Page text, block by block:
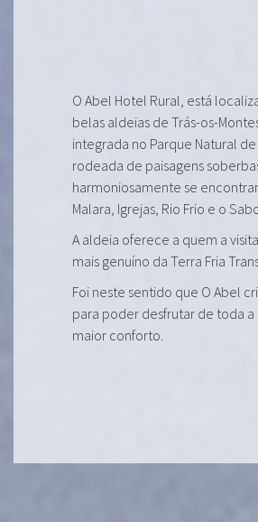
O Abel Hotel Rural, está
belas aldeias de Trás-os-
integrada no Parque Natural
rodeada de paisagens
harmoniosamente se
Malara, Igrejas, Rio Frio e o
A aldeia oferece a quem a
mais genuíno da Terra Fria
Foi neste sentido que O Abel
para poder desfrutar de toda
maior conforto.